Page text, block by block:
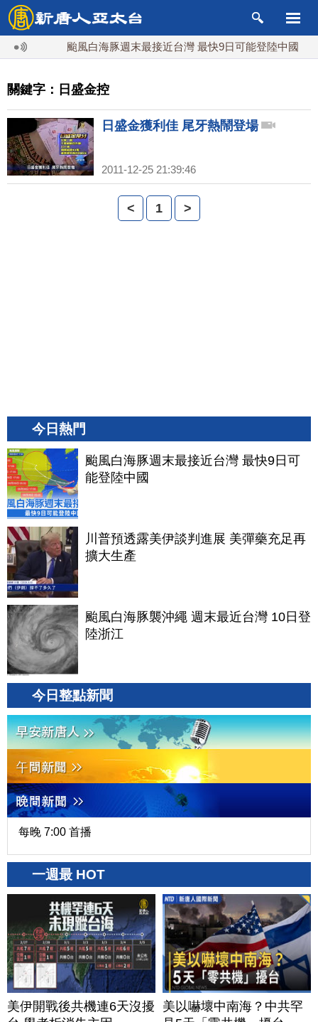
颱風白海豚週末最接近台灣 最快9日可能登陸中國
關鍵字：日盛金控
日盛金獲利佳 尾牙熱鬧登場
2011-12-25 21:39:46
< 1 >
今日熱門
颱風白海豚週末最接近台灣 最快9日可
能登陸中國
川普預透露美伊談判進展 美彈藥充足再
擴大生產
颱風白海豚襲沖繩 週末最近台灣 10日登
陸浙江
今日整點新聞
每晚 7:00 首播
一週最 HOT
美伊開戰後共機連6天沒擾
美以嚇壞中南海？中共罕